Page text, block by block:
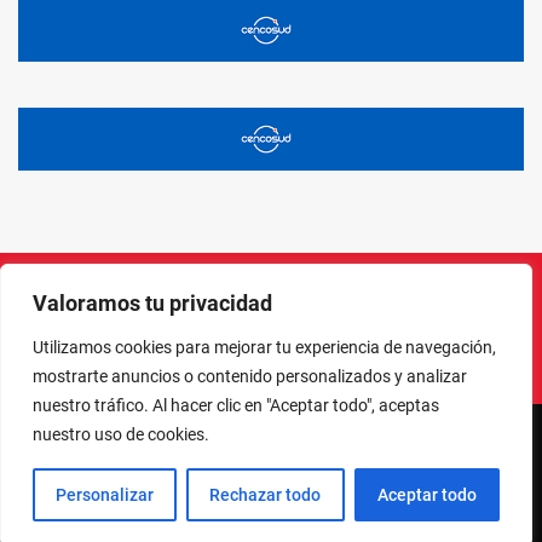
Valoramos tu privacidad
Utilizamos cookies para mejorar tu experiencia de navegación,
mostrarte anuncios o contenido personalizados y analizar
nuestro tráfico. Al hacer clic en "Aceptar todo", aceptas
nuestro uso de cookies.
Personalizar Rechazar todo Aceptar todo
InstagramFacebook
X
NORTE EN LÍNEA - TODOS LOS DERECHOS RESERVADOS